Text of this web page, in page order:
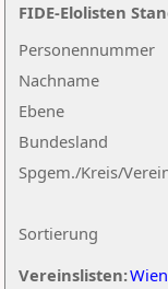
Nachname
Ebene
Sortierung
Personennummer
Bundesland
Spgem./Kreis/
Vereinslisten:Wien
FIDE-Elolisten